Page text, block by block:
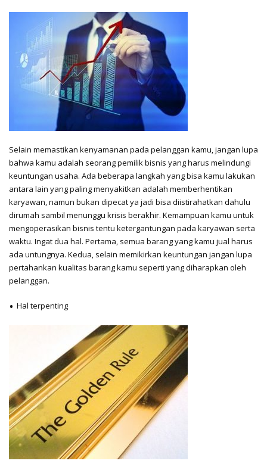
Selain memastikan kenyamanan pada pelanggan kamu, jangan lupa
bahwa kamu adalah seorang pemilik bisnis yang harus melindungi
keuntungan usaha. Ada beberapa langkah yang bisa kamu lakukan
antara lain yang paling menyakitkan adalah memberhentikan
karyawan, namun bukan dipecat ya jadi bisa diistirahatkan dahulu
dirumah sambil menunggu krisis berakhir. Kemampuan kamu untuk
mengoperasikan bisnis tentu ketergantungan pada karyawan serta
waktu. Ingat dua hal. Pertama, semua barang yang kamu jual harus
ada untungnya. Kedua, selain memikirkan keuntungan jangan lupa
pertahankan kualitas barang kamu seperti yang diharapkan oleh
pelanggan.
Hal terpenting